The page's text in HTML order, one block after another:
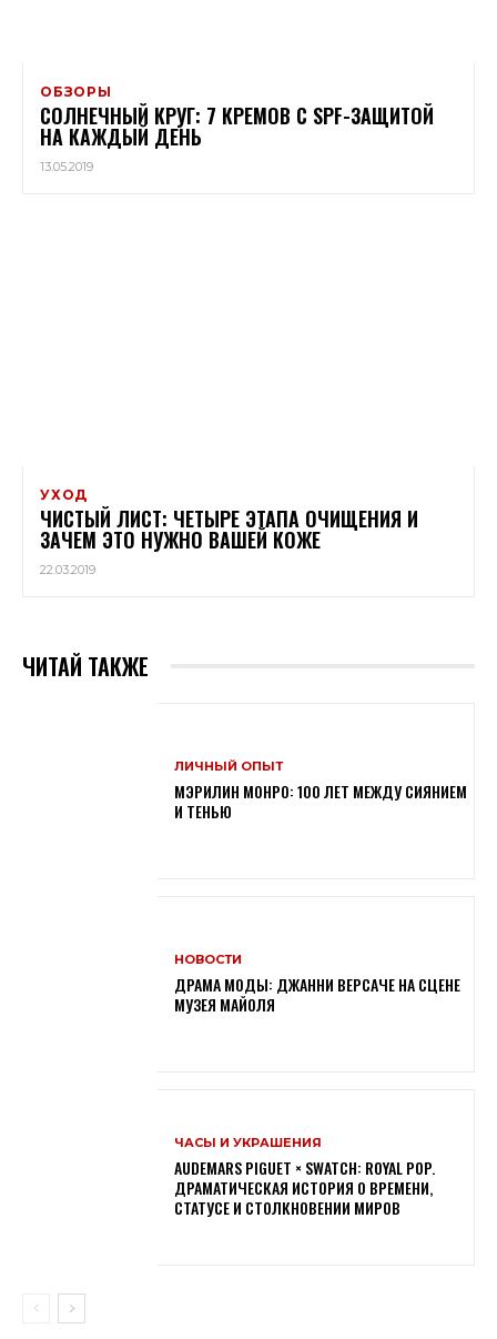
ОБЗОРЫ
СОЛНЕЧНЫЙ КРУГ: 7 КРЕМОВ С SPF-ЗАЩИТОЙ
НА КАЖДЫЙ ДЕНЬ
13.05.2019
УХОД
ЧИСТЫЙ ЛИСТ: ЧЕТЫРЕ ЭТАПА ОЧИЩЕНИЯ И
ЗАЧЕМ ЭТО НУЖНО ВАШЕЙ КОЖЕ
22.03.2019
ЧИТАЙ ТАКЖЕ
ЛИЧНЫЙ ОПЫТ
МЭРИЛИН МОНРО: 100 ЛЕТ МЕЖДУ СИЯНИЕМ
И ТЕНЬЮ
НОВОСТИ
ДРАМА МОДЫ: ДЖАННИ ВЕРСАЧЕ НА СЦЕНЕ
МУЗЕЯ МАЙОЛЯ
ЧАСЫ И УКРАШЕНИЯ
AUDEMARS PIGUET × SWATCH: ROYAL POP.
ДРАМАТИЧЕСКАЯ ИСТОРИЯ О ВРЕМЕНИ,
СТАТУСЕ И СТОЛКНОВЕНИИ МИРОВ